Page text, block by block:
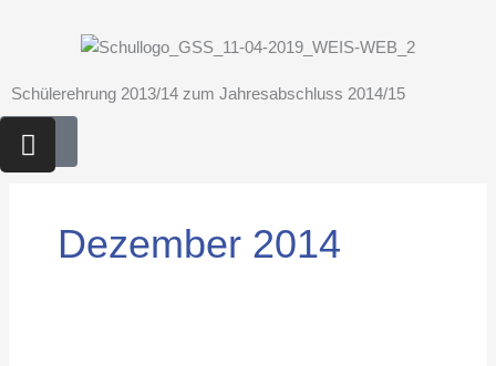
Schülerehrung 2013/14 zum Jahresabschluss 2014/15
I
n
Dezember 2014